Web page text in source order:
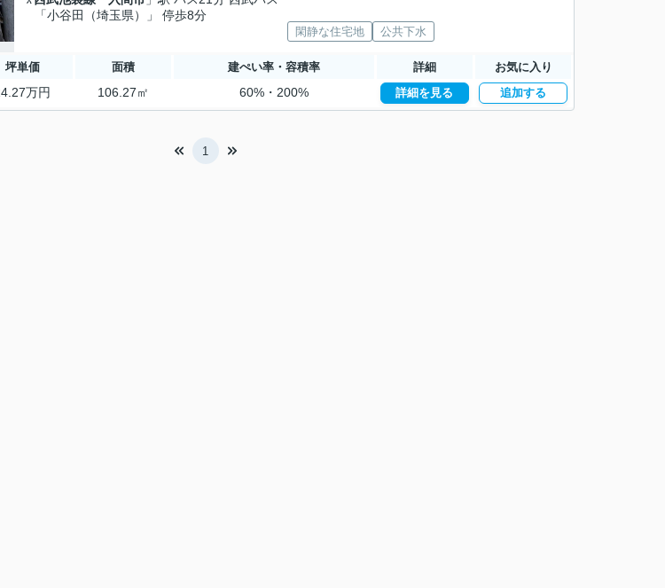
「小谷田（埼玉県）」 停歩8分
閑静な住宅地 公共下水
坪単価 面積 建ぺい率・容積率 詳細 お気に入り
万円 106.27㎡ 60%・200% 詳細を見る 追加する
1